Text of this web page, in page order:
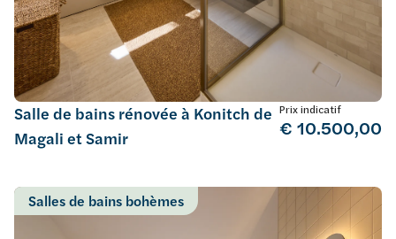
Salle de bains rénovée à Konitch de
Magali et Samir
Prix indicatif
€ 10.500,00
Salles de bains bohèmes